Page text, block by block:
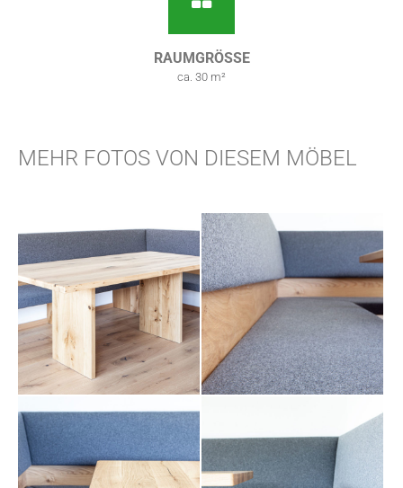
RAUMGRÖSSE
ca. 30 m²
MEHR FOTOS VON DIESEM MÖBEL